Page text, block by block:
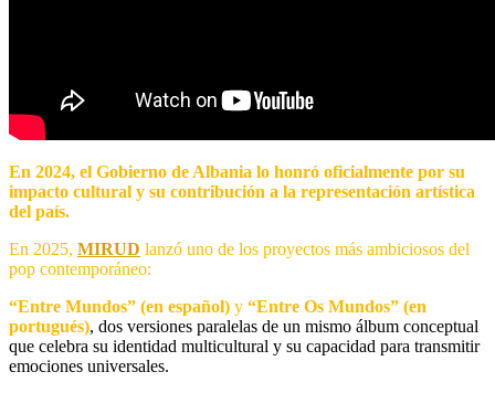
En 2024, el Gobierno de Albania lo honró oficialmente por su
impacto cultural y su contribución a la representación artística
del país.
En 2025, MIRUD lanzó uno de los proyectos más ambiciosos del
pop contemporáneo:
“Entre Mundos” (en español) y “Entre Os Mundos” (en
portugués), dos versiones paralelas de un mismo álbum conceptual
que celebra su identidad multicultural y su capacidad para transmitir
emociones universales.